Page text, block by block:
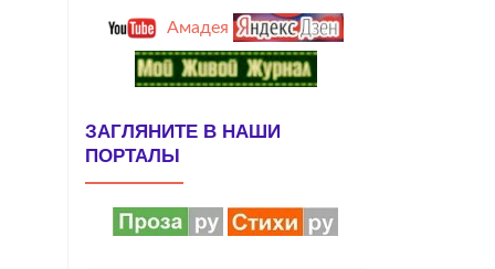
Амадея
ЗАГЛЯНИТЕ В НАШИ
ПОРТАЛЫ